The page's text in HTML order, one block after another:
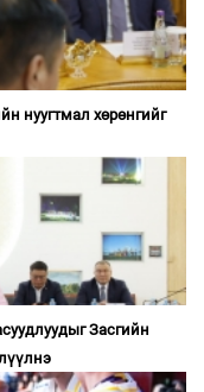
нуугтмал хөрөнгийг
Засгийн